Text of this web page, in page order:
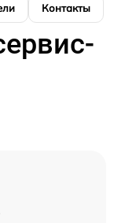
Контакты